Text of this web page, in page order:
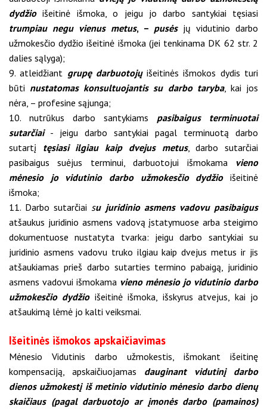
dydžioišeitinė išmoka, o jeigu jo darbo santykiai tęsiasi
trumpiau negu vienus metus, – pusėsjų vidutinio darbo
užmokesčio dydžio išeitinė išmoka (jei tenkinama DK 62 str. 2
dalies sąlyga);
9. atleidžiant grupę darbuotojųišeitinės išmokos dydis turi
būti nustatomas konsultuojantis su darbo taryba, kai jos
nėra, – profesine sąjunga;
10. nutrūkus darbo santykiams pasibaigus terminuotai
sutarčiai- jeigu darbo santykiai pagal terminuotą darbo
sutartį tęsiasi ilgiau kaip dvejus metus, darbo sutarčiai
pasibaigus suėjus terminui, darbuotojui išmokama vieno
mėnesio jo vidutinio darbo užmokesčio dydžioišeitinė
išmoka;
11. Darbo sutarčiai su juridinio asmens vadovu pasibaigus
atšaukus juridinio asmens vadovą įstatymuose arba steigimo
dokumentuose nustatyta tvarka: jeigu darbo santykiai su
juridinio asmens vadovu truko ilgiau kaip dvejus metus ir jis
atšaukiamas prieš darbo sutarties termino pabaigą, juridinio
asmens vadovui išmokama vieno mėnesio jo vidutinio darbo
užmokesčio dydžioišeitinė išmoka, išskyrus atvejus, kai jo
atšaukimą lėmė jo kalti veiksmai.
Išeitinės išmokos apskaičiavimas
Mėnesio Vidutinis darbo užmokestis, išmokant išeitinę
kompensaciją, apskaičiuojamas dauginant vidutinį darbo
dienos užmokestį iš metinio vidutinio mėnesio darbo dienų
skaičiaus (pagal darbuotojo ar įmonės darbo (pamainos)